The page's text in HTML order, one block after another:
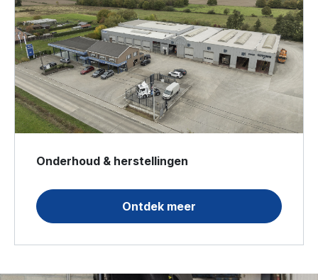
Onderhoud & herstellingen
Ontdek meer